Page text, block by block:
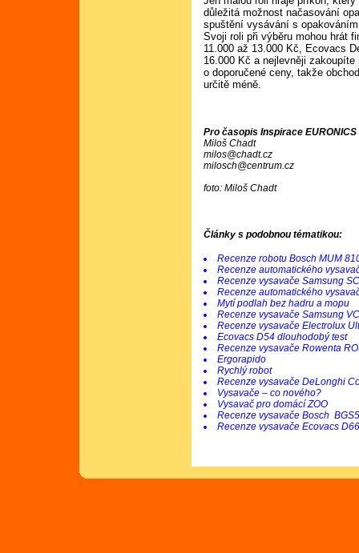
důležitá možnost načasování
spuštění vysávání s
Svoji roli při výběru mohou hrát
11.000 až 13.000 Kč, Ecovacs
16.000 Kč a nejlevněji
o doporučené ceny, takže
určitě méně.
Pro časopis Inspirace EURONICS
Miloš Chadt
milos@chadt.cz
milosch@centrum.cz
foto: Miloš Chadt
Články s podobnou tématikou:
Recenze robotu Bosch MUM
Recenze automatického
Recenze vysavače Samsung
Recenze automatického
Mytí podlah bez hadru a mopu
Recenze vysavače Samsung
Recenze vysavače Electrolux
Ecovacs D54 dlouhodobý test
Recenze vysavače Rowenta
Ergorapido
Rychlý robot
Recenze vysavače DeLonghi
Vysavače – co nového?
Vysavač pro domácí ZOO
Recenze vysavače Bosch
Recenze vysavače Ecovacs